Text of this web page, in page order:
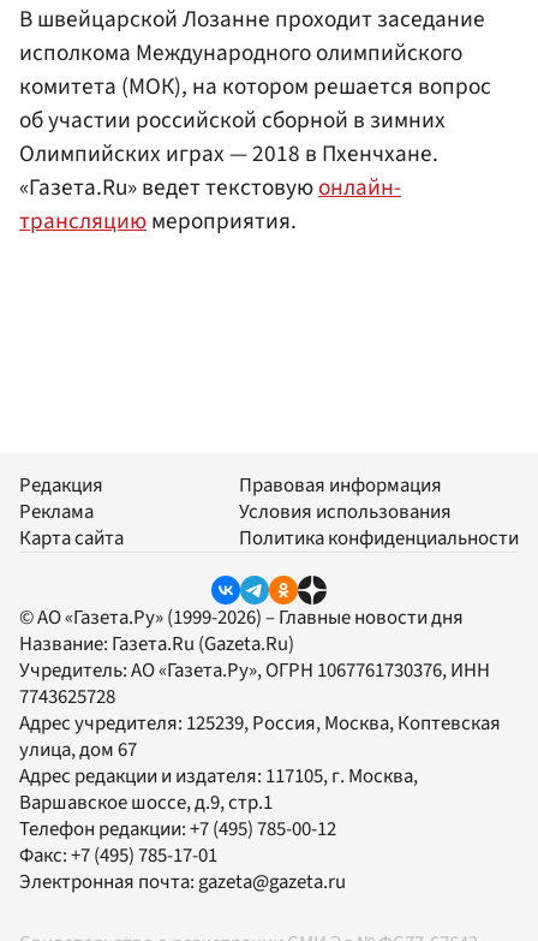
В швейцарской Лозанне проходит заседание
исполкома Международного олимпийского
комитета (МОК), на котором решается вопрос
об участии российской сборной в зимних
Олимпийских играх — 2018 в Пхенчхане.
«Газета.Ru» ведет текстовуюонлайн-
трансляциюмероприятия.
Редакция
Реклама
Карта сайта
Правовая информация
Условия использования
Политика конфиденциальности
© АО «Газета.Ру» (1999-2026) – Главные новости дня
Название: Газета.Ru (Gazeta.Ru)
Учредитель:АО «Газета.Ру», ОГРН 1067761730376, ИНН
7743625728
Адрес учредителя: 125239, Россия, Москва, Коптевская
улица, дом 67
Адрес редакции и издателя: 117105, г. Москва,
Варшавское шоссе, д.9, стр.1
Телефон редакции:+7 (495) 785-00-12
Факс:+7 (495) 785-17-01
Электронная почта:gazeta@gazeta.ru